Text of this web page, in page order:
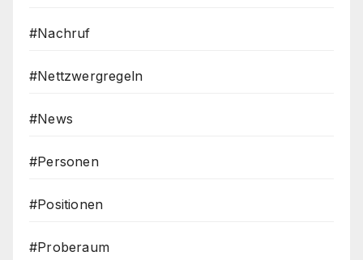
#Nachruf
#Nettzwergregeln
#News
#Personen
#Positionen
#Proberaum